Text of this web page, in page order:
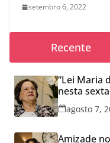
setembro 6, 2022
Recente
“Lei Maria
nesta
agosto 7,
Amizade